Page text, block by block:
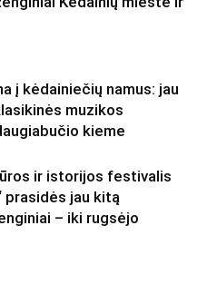
į kėdainiečių namus: jau
muzikos
kieme
ir istorijos festivalis
prasidės jau kitą
– iki rugsėjo